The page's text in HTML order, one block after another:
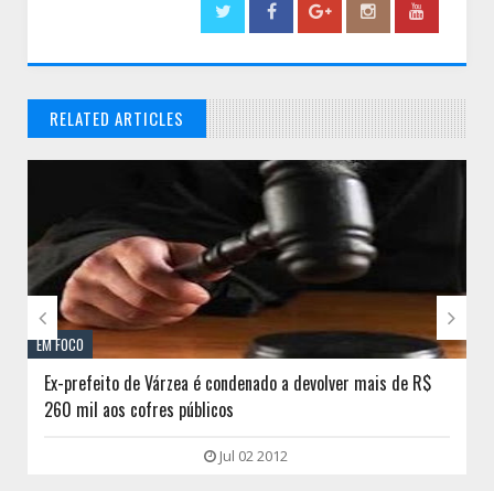
RELATED ARTICLES
// THATS WHAT YOU MIGHT BE LOOKING FOR
EM FOCO
Ex-prefeito de Várzea é condenado a devolver mais de R$
260 mil aos cofres públicos
Jul 02 2012
 